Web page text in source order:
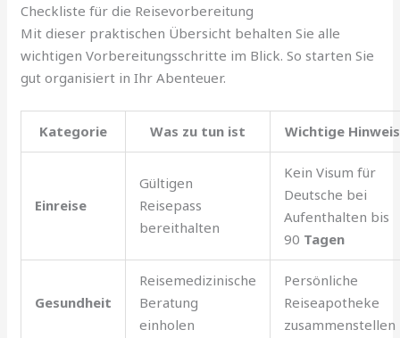
Checkliste für die Reisevorbereitung
Mit dieser praktischen Übersicht behalten Sie alle
wichtigen Vorbereitungsschritte im Blick. So starten Sie
gut organisiert in Ihr Abenteuer.
Kategorie Was zu tun ist Wichtige
Einreise
Gültigen
Reisepass
bereithalten
Kein Visum für
Deutsche bei
Aufenthalten bis
90 Tagen
Gesundheit
Reisemedizinische
Beratung
einholen
Persönliche
Reiseapotheke
zusammenstellen